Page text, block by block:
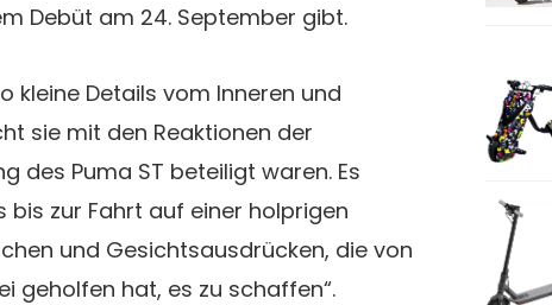
Debüt am 24. September gibt.
kleine Details vom Inneren und
sie mit den Reaktionen der
des Puma ST beteiligt waren. Es
zur Fahrt auf einer holprigen
und Gesichtsausdrücken, die von
geholfen hat, es zu schaffen“.